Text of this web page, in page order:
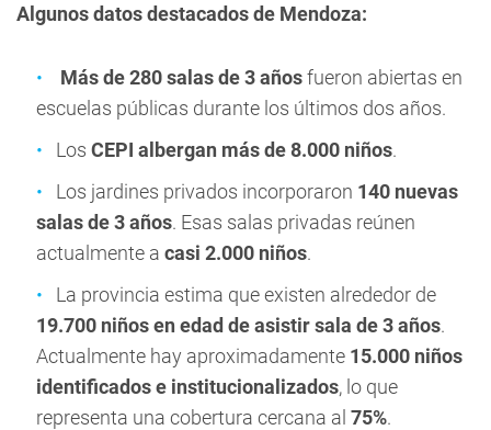
Algunos datos destacados de Mendoza:
Más de 280 salas de 3 añosfueron abiertas en
escuelas públicas durante los últimos dos años.
Los CEPI albergan más de 8.000 niños.
Los jardines privados incorporaron 140 nuevas
salas de 3 años. Esas salas privadas reúnen
actualmente a casi 2.000 niños.
La provincia estima que existen alrededor de
19.700 niños en edad de asistir sala de 3 años.
Actualmente hay aproximadamente 15.000 niños
identificados e institucionalizados, lo que
representa una cobertura cercana al 75%.